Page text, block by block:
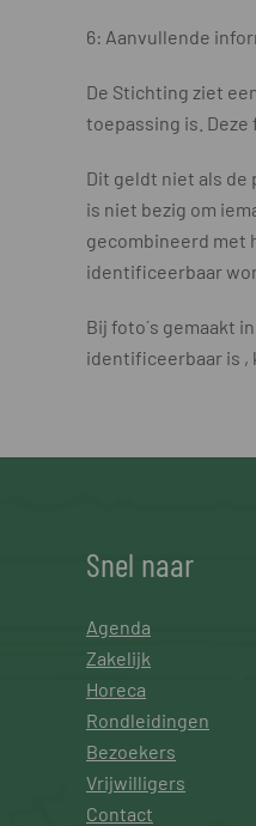
6: Aanvullende
De Stichting ziet
toepassing is.
Dit geldt niet als
is niet bezig om
gecombineerd met
identificeerbaar
Bij foto´s gemaakt
identificeerbaar is ,
Snel naar
Agenda
Zakelijk
Horeca
Rondleidingen
Bezoekers
Vrijwilligers
Contact